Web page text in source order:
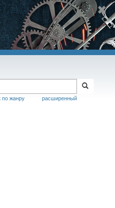
расширенный
по жанру